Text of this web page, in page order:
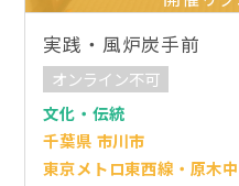
実践・風炉炭手前
オンライン不可
文化・伝統
千葉県 市川市
東京メトロ東西線・原木